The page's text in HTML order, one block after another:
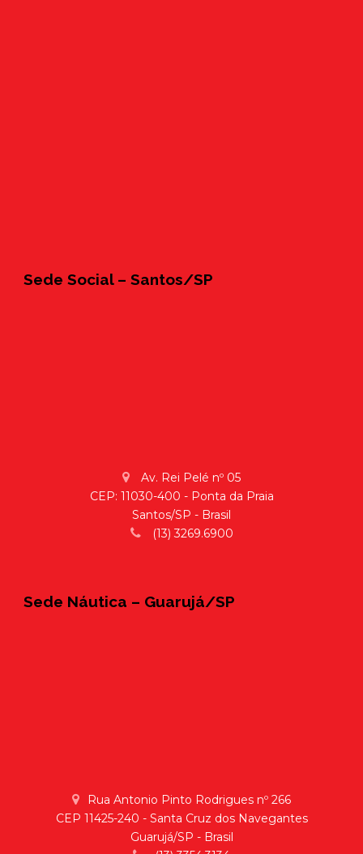
Sede Social – Santos/SP
Av. Rei Pelé nº 05
CEP: 11030-400 - Ponta da Praia
Santos/SP - Brasil
(13) 3269.6900
Sede Náutica – Guarujá/SP
Rua Antonio Pinto Rodrigues nº 266
CEP 11425-240 - Santa Cruz dos Navegantes
Guarujá/SP - Brasil